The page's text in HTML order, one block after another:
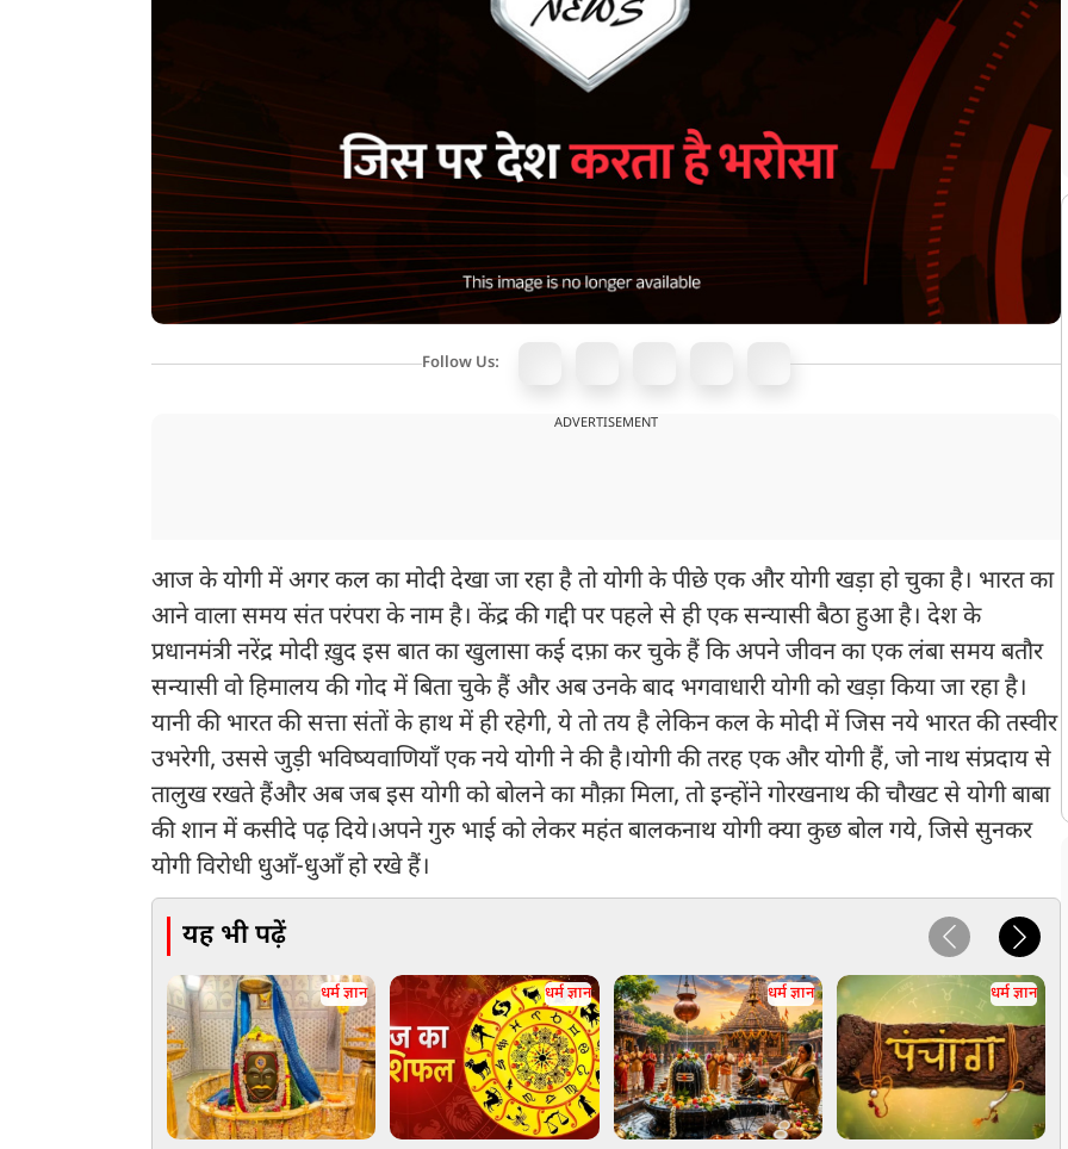
Follow Us:
ADVERTISEMENT
आज के योगी में अगर कल का मोदी देखा जा रहा है तो योगी के पीछे एक और योगी खड़ा हो चुका है। भारत का
आने वाला समय संत परंपरा के नाम है। केंद्र की गद्दी पर पहले से ही एक सन्यासी बैठा हुआ है। देश के
प्रधानमंत्री नरेंद्र मोदी ख़ुद इस बात का खुलासा कई दफ़ा कर चुके हैं कि अपने जीवन का एक लंबा समय बतौर
सन्यासी वो हिमालय की गोद में बिता चुके हैं और अब उनके बाद भगवाधारी योगी को खड़ा किया जा रहा है।
यानी की भारत की सत्ता संतों के हाथ में ही रहेगी, ये तो तय है लेकिन कल के मोदी में जिस नये भारत की तस्वीर
उभरेगी, उससे जुड़ी भविष्यवाणियाँ एक नये योगी ने की है।योगी की तरह एक और योगी हैं, जो नाथ संप्रदाय से
तालुख रखते हैंऔर अब जब इस योगी को बोलने का मौक़ा मिला, तो इन्होंने गोरखनाथ की चौखट से योगी बाबा
की शान में कसीदे पढ़ दिये।अपने गुरु भाई को लेकर महंत बालकनाथ योगी क्या कुछ बोल गये, जिसे सुनकर
योगी विरोधी धुआँ-धुऑं हो रखे हैं।
यह भी पढ़ें
धर्म ज्ञान धर्म ज्ञान धर्म ज्ञान धर्म ज्ञान